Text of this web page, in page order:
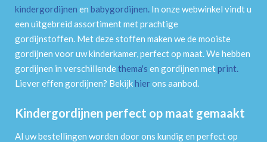
kindergordijnen en babygordijnen. In onze webwinkel vindt u
een uitgebreid assortiment met prachtige
gordijnstoffen. Met deze stoffen maken we de mooiste
gordijnen voor uw kinderkamer, perfect op maat. We hebben
gordijnen in verschillendethema's en gordijnen metprint.
Liever effen gordijnen? Bekijkhierons aanbod.
Kindergordijnen perfect op maat gemaakt
Al uw bestellingen worden door ons kundig en perfect op